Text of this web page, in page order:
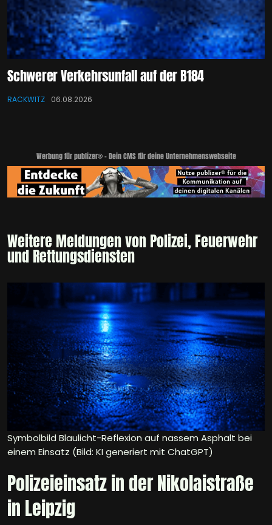
Schwerer Verkehrsunfall auf der B184
RACKWITZ 06.08.2026
Werbung für publizer® - Dein CMS für deine Unternehmenswebseite
Weitere Meldungen von Polizei, Feuerwehr
und Rettungsdiensten
Symbolbild Blaulicht-Reflexion auf nassem Asphalt bei
einem Einsatz (Bild: KI generiert mit ChatGPT)
Polizeieinsatz in der Nikolaistraße
in Leipzig